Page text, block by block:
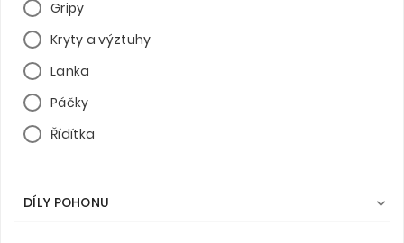
Gripy
Kryty a výztuhy
Lanka
Páčky
Řídítka
DÍLY POHONU 